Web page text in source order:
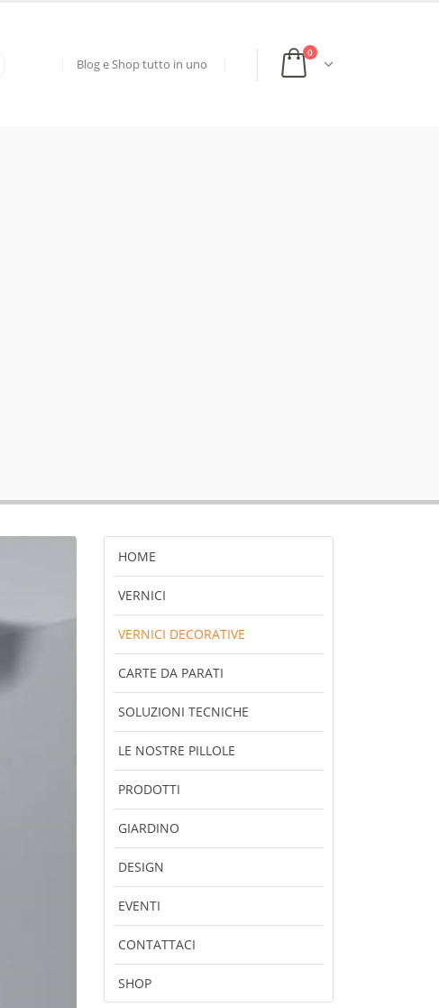
Blog e Shop tutto in uno
0
HOME
VERNICI
VERNICI DECORATIVE
CARTE DA PARATI
SOLUZIONI TECNICHE
LE NOSTRE PILLOLE
PRODOTTI
GIARDINO
DESIGN
EVENTI
CONTATTACI
SHOP